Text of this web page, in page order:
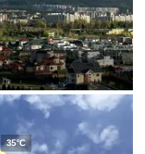
35°C